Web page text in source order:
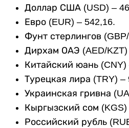
Доллар США (USD) –
Евро (EUR) – 542,16.
Фунт стерлингов
Дирхам ОАЭ (AED/KZT)
Китайский юань (CNY)
Турецкая лира (TRY) –
Украинская гривна
Кыргызский сом (KGS)
Российский рубль